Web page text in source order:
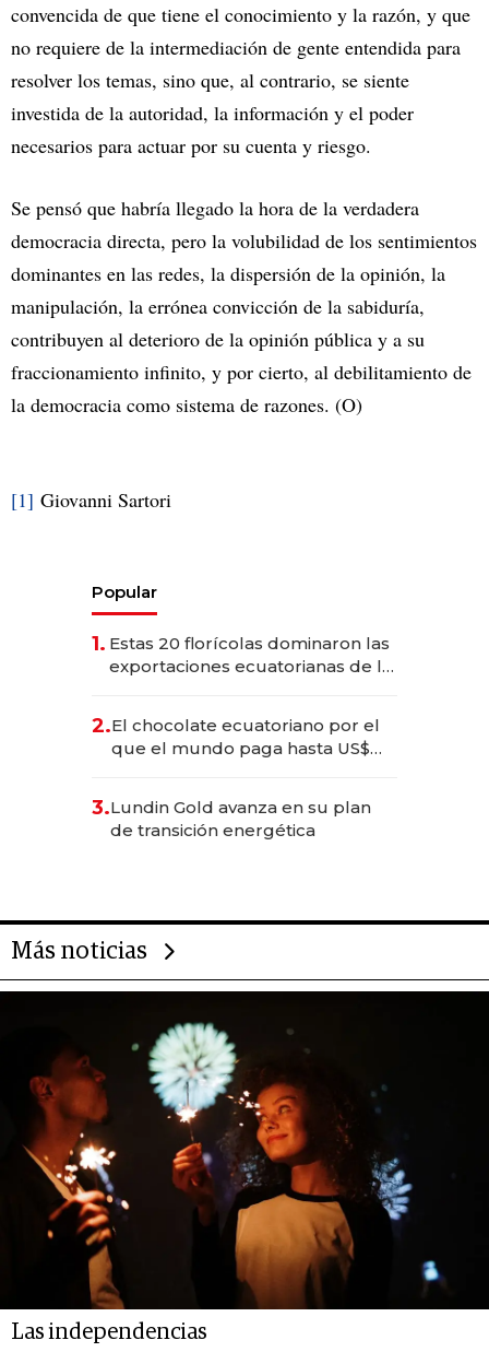
convencida de que tiene el conocimiento y la razón, y que
no requiere de la intermediación de gente entendida para
resolver los temas, sino que, al contrario, se siente
investida de la autoridad, la información y el poder
necesarios para actuar por su cuenta y riesgo.
Se pensó que habría llegado la hora de la verdadera
democracia directa, pero la volubilidad de los sentimientos
dominantes en las redes, la dispersión de la opinión, la
manipulación, la errónea convicción de la sabiduría,
contribuyen al deterioro de la opinión pública y a su
fraccionamiento infinito, y por cierto, al debilitamiento de
la democracia como sistema de razones. (O)
[1] Giovanni Sartori
Popular
1. Estas 20 florícolas dominaron las
exportaciones ecuatorianas de la
2.El chocolate ecuatoriano por el
que el mundo paga hasta US$
3.Lundin Gold avanza en su plan
de transición energética
Más noticias
Las independencias